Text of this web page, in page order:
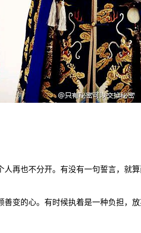
再也不分开。有没有一句誓言，就
变的心。有时候执着是一种负担，